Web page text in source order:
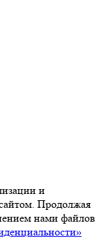
и
Продолжая
нами файлов